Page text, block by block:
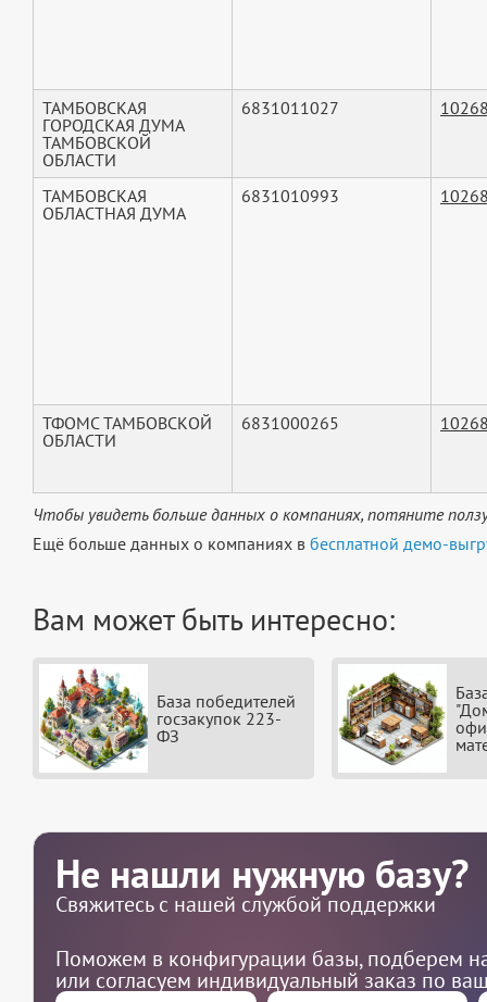
ТАМБОВСКАЯ
ГОРОДСКАЯ ДУМА
ТАМБОВСКОЙ
ОБЛАСТИ
6831011027
ТАМБОВСКАЯ
ОБЛАСТНАЯ ДУМА
6831010993
ТФОМС ТАМБОВСКОЙ
ОБЛАСТИ
6831000265
Чтобы увидеть больше данных о компаниях, потяните
Ещё больше данных о компаниях в бесплатной демо-
Вам может быть интересно:
База победителей
госзакупок 223-
ФЗ
Не нашли нужную базу?
Свяжитесь с нашей службой поддержки
Поможем в конфигурации базы, подберем
или согласуем индивидуальный заказ по